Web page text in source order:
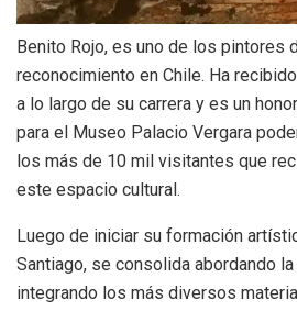
Benito Rojo, es uno de los pintores
reconocimiento en Chile. Ha
a lo largo de su carrera y es un
para el Museo Palacio Vergara
los más de 10 mil visitantes que
este espacio cultural.
Luego de iniciar su formación
Santiago, se consolida abordando
integrando los más diversos